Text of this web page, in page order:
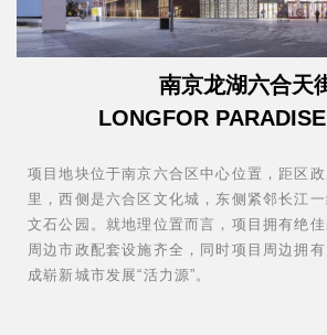
南京龙湖六合天
LONGFOR
项目地块位于南京六合区中心位置，距区
里，西侧是六合区文化城，东侧紧邻长江
文石公园。就地理位置而言，项目拥有绝
周边市政配套设施齐全，同时项目周边拥
成崭新城市发展“活力源”。